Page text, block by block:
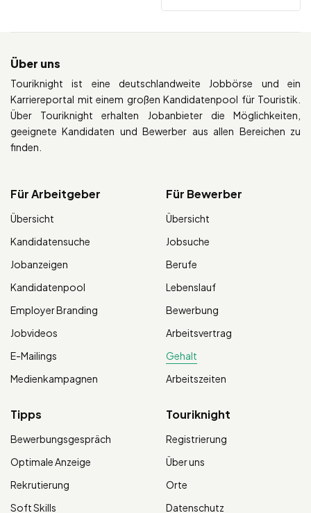
Über uns
Touriknight ist eine deutschlandweite Jobbörse und ein
Karriereportal mit einem großen Kandidatenpool für Touristik.
Über Touriknight erhalten Jobanbieter die Möglichkeiten,
geeignete Kandidaten und Bewerber aus allen Bereichen zu
finden.
Für Arbeitgeber
Übersicht
Kandidatensuche
Jobanzeigen
Kandidatenpool
Employer Branding
Jobvideos
E-Mailings
Medienkampagnen
Für Bewerber
Übersicht
Jobsuche
Berufe
Lebenslauf
Bewerbung
Arbeitsvertrag
Gehalt
Arbeitszeiten
Tipps
Bewerbungsgespräch
Optimale Anzeige
Rekrutierung
Soft Skills
Touriknight
Registrierung
Über uns
Orte
Datenschutz